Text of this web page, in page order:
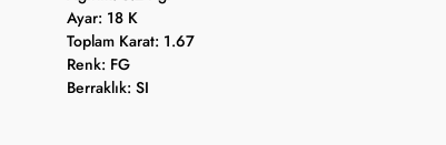
Ayar: 18 K
Toplam Karat: 1.67
Renk: FG
Berraklık: SI